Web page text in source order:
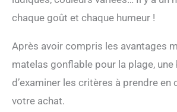
chaque goût et chaque humeur !
Après avoir compris les avantages
matelas gonflable pour la plage, une
d’examiner les critères à prendre
votre achat.